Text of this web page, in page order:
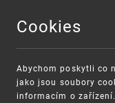
Cookies
Abychom poskytli co
jako jsou soubory
informacím o